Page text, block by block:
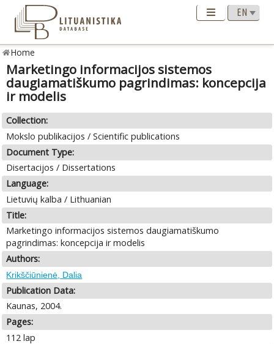
Home
Marketingo informacijos sistemos
daugiamatiškumo pagrindimas: koncepcija
ir modelis
Collection:
Mokslo publikacijos / Scientific publications
Document Type:
Disertacijos / Dissertations
Language:
Lietuvių kalba / Lithuanian
Title:
Marketingo informacijos sistemos daugiamatiškumo
pagrindimas: koncepcija ir modelis
Authors:
Krikščiūnienė, Dalia
Publication Data:
Kaunas, 2004.
Pages:
112 lap